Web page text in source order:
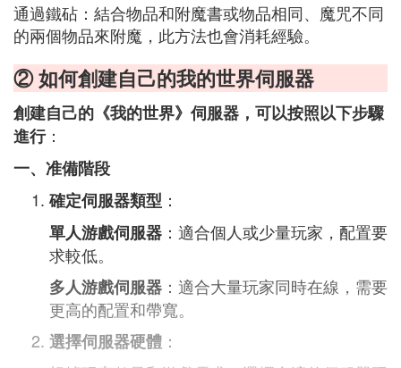
通過鐵砧：結合物品和附魔書或物品相同、魔咒不同
的兩個物品來附魔，此方法也會消耗經驗。
② 如何創建自己的我的世界伺服器
創建自己的《我的世界》伺服器，可以按照以下步驟
進行：
一、准備階段
確定伺服器類型 ：
單人游戲伺服器 ：適合個人或少量玩家，配置要
求較低。
多人游戲伺服器 ：適合大量玩家同時在線，需要
更高的配置和帶寬。
選擇伺服器硬體 ：